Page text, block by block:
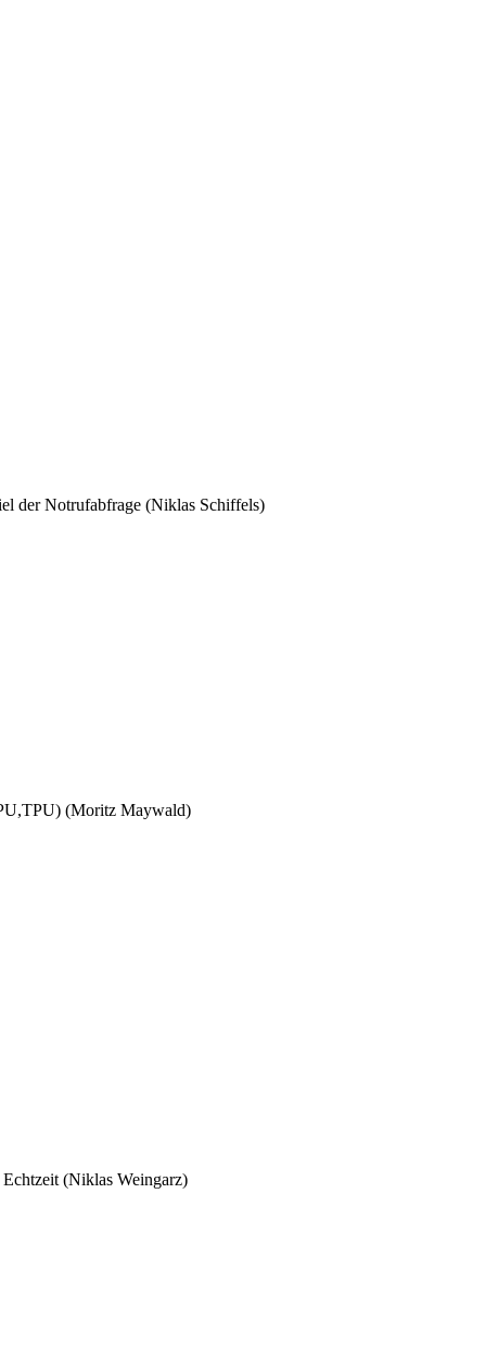
der Notrufabfrage (Niklas Schiffels)
(Moritz Maywald)
(Niklas Weingarz)